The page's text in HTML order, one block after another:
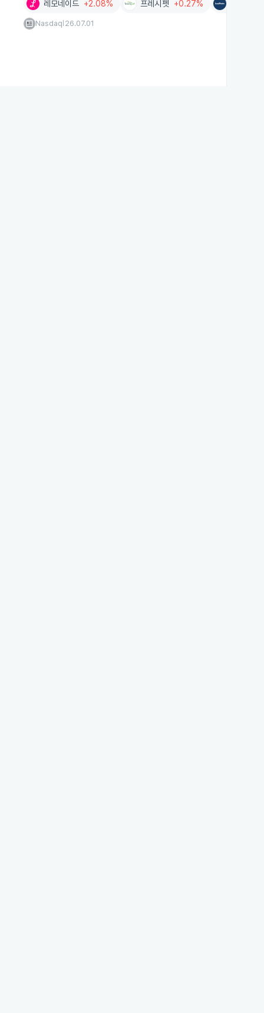
레모네이드 +2.08% 프레시펫 +0.27%
Nasdaq 26.07.01